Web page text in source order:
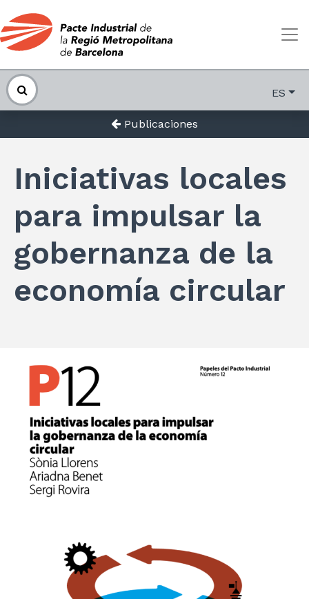
ES
Publicaciones
Iniciativas locales
para impulsar la
gobernanza de la
economía circular